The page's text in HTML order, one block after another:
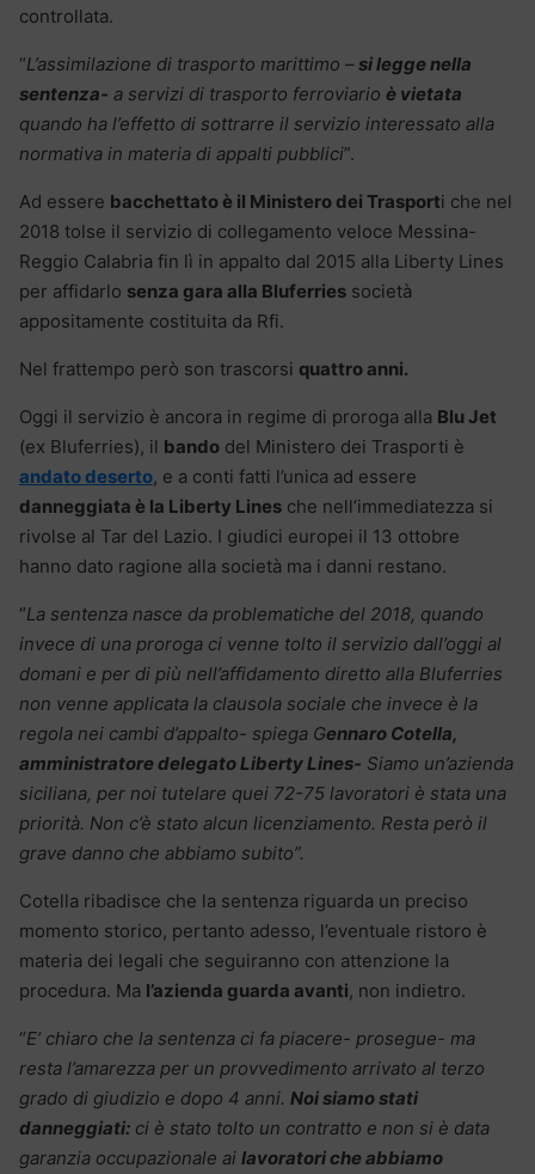
controllata.
“L’assimilazione di trasporto marittimo –si legge nella
sentenza- a servizi di trasporto ferroviario è vietata
quando ha l’effetto di sottrarre il servizio interessato alla
normativa in materia di appalti pubblici”.
Ad essere bacchettato è il Ministero dei Trasporti che nel
2018 tolse il servizio di collegamento veloce Messina-
Reggio Calabria fin lì in appalto dal 2015 alla Liberty Lines
per affidarlo senza gara alla Bluferries società
appositamente costituita da Rfi.
Nel frattempo però son trascorsi quattro anni.
Oggi il servizio è ancora in regime di proroga alla Blu Jet
(ex Bluferries), il bando del Ministero dei Trasporti è
andato deserto, e a conti fatti l’unica ad essere
danneggiata è la Liberty Lines che nell’immediatezza si
rivolse al Tar del Lazio. I giudici europei il 13 ottobre
hanno dato ragione alla società ma i danni restano.
“La sentenza nasce da problematiche del 2018, quando
invece di una proroga ci venne tolto il servizio dall’oggi al
domani e per di più nell’affidamento diretto alla Bluferries
non venne applicata la clausola sociale che invece è la
regola nei cambi d’appalto- spiega Gennaro Cotella,
amministratore delegato Liberty Lines- Siamo un’azienda
siciliana, per noi tutelare quei 72-75 lavoratori è stata una
priorità. Non c’è stato alcun licenziamento. Resta però il
grave danno che abbiamo subito”.
Cotella ribadisce che la sentenza riguarda un preciso
momento storico, pertanto adesso, l’eventuale ristoro è
materia dei legali che seguiranno con attenzione la
procedura. Ma l’azienda guarda avanti, non indietro.
“E’ chiaro che la sentenza ci fa piacere- prosegue- ma
resta l’amarezza per un provvedimento arrivato al terzo
grado di giudizio e dopo 4 anni. Noi siamo stati
danneggiati: ci è stato tolto un contratto e non si è data
garanzia occupazionale ai lavoratori che abbiamo